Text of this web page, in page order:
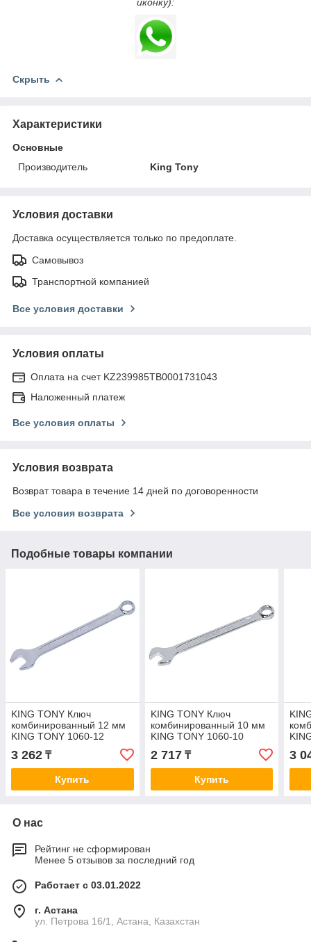
Скрыть
Характеристики
Основные
Производитель
King Tony
Условия доставки
Доставка осуществляется только по предоплате.
Самовывоз
Транспортной компанией
Все условия доставки
Условия оплаты
Оплата на счет KZ239985TB0001731043
Наложенный платеж
Все условия оплаты
Условия возврата
Возврат товара в течение 14 дней по договоренности
Все условия возврата
Подобные товары компании
KING TONY Ключ
комбинированный 12 мм
KING TONY 1060-12
3 262 ₸
Купить
KING TONY Ключ
комбинированный 10 мм
KING TONY 1060-10
2 717₸
Купить
3
О нас
Рейтинг не сформирован
Менее 5 отзывов за последний год
Работает с 03.01.2022
г. Астана
ул. Петрова 16/1, Астана, Казахстан